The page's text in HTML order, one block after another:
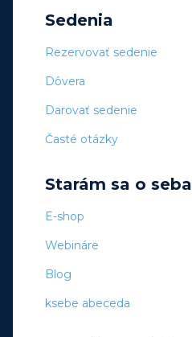
Sedenia
Rezervovať sedenie
Dôvera
Darovať sedenie
Časté otázky
Starám sa o seba
E-shop
Webináre
Blog
ksebe abeceda